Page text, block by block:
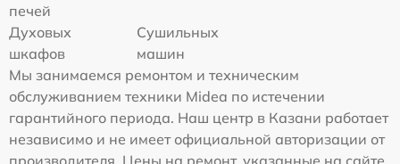
печей
Духовых
шкафов
Сушильных
машин
Мы занимаемся ремонтом и техническим
обслуживанием техники Midea по истечении
гарантийного периода. Наш центр в Казани работает
независимо и не имеет официальной авторизации от
производителя. Цены на ремонт, указанные на сайте,